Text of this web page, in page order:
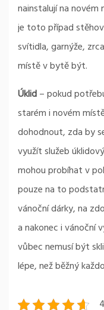
nainstalují na
je toto případ
svítidla, garnýže,
místě v bytě být.
Úklid– pokud
starém i novém
dohodnout, zda by
využít služeb
mohou probíhat v
pouze na to
vánoční dárky, na
a nakonec i vánoční
vůbec nemusí být
lépe, než běžný